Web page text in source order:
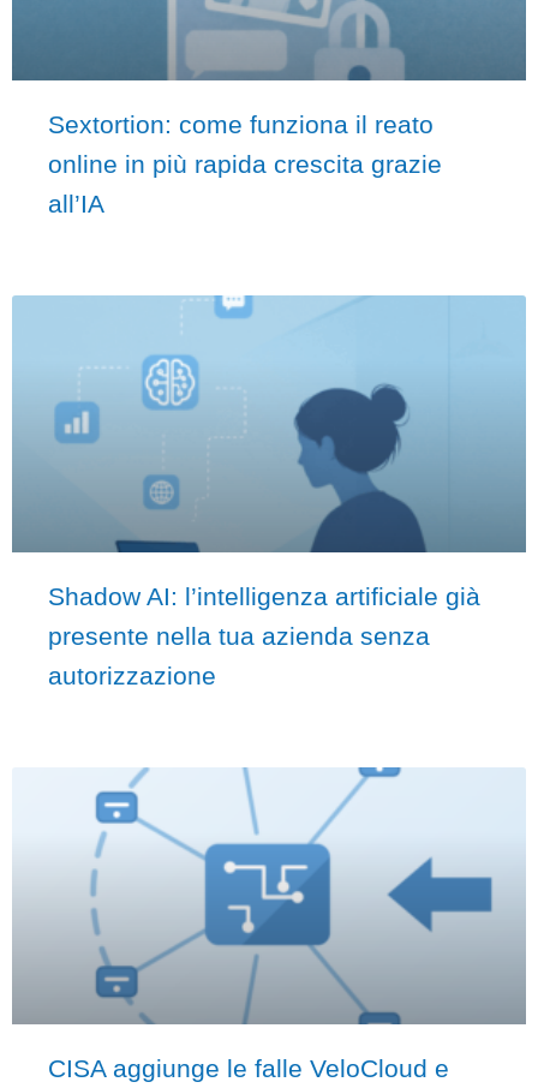
Sextortion: come funziona il reato
online in più rapida crescita grazie
all’IA
Shadow AI: l’intelligenza artificiale già
presente nella tua azienda senza
autorizzazione
CISA aggiunge le falle VeloCloud e